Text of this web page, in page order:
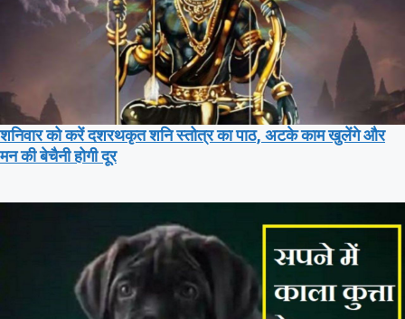
शनिवार को करें दशरथकृत शनि स्तोत्र का पाठ, अटके काम खुलेंगे और
मन की बेचैनी होगी दूर